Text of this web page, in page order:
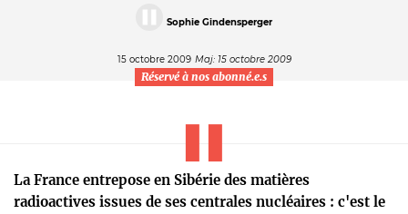
Sophie Gindensperger
15 octobre 2009 Maj: 15 octobre 2009
Réservé à nos abonné.e.s
La France entrepose en Sibérie des matières
radioactives issues de ses centrales nucléaires : c'est le